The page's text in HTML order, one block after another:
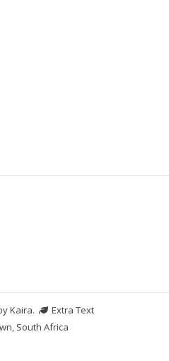
Kaira.
Extra Text
South Africa